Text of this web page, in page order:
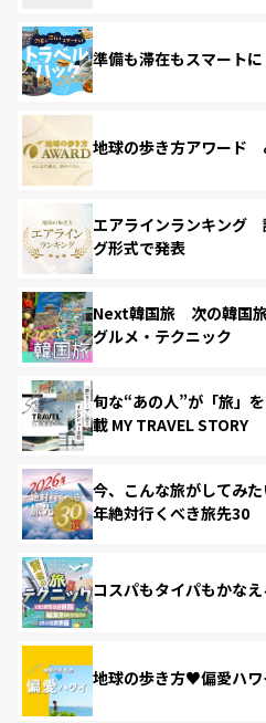
準備も滞在もスマート
地球の歩き方アワード
エアラインランキング
グ形式で発表
Next韓国旅 次の韓国旅
グルメ・テクニック
旬な“あの人”が「旅」
載 MY TRAVEL STORY
今、こんな旅がしてみ
年絶対行くべき旅先30
コスパもタイパもかな
地球の歩き方♥偏愛ハワ